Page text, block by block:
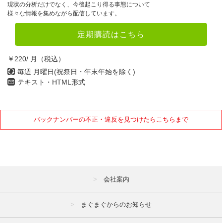
現状の分析だけでなく、今後起こり得る事態について
様々な情報を集めながら配信しています。
定期購読はこちら
￥220/ 月（税込）
毎週 月曜日(祝祭日・年末年始を除く)
テキスト・HTML形式
バックナンバーの不正・違反を見つけたらこちらまで
1月 2月
4月 5月 6月
10月
2021年
4月 5月 6月
2月
会社案内
まぐまぐからのお知らせ